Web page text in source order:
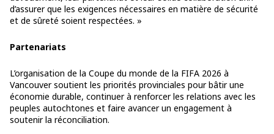
d’assurer que les exigences nécessaires en matière de sécurité
et de sûreté soient respectées. »
Partenariats
L’organisation de la Coupe du monde de la FIFA 2026 à
Vancouver soutient les priorités provinciales pour bâtir une
économie durable, continuer à renforcer les relations avec les
peuples autochtones et faire avancer un engagement à
soutenir la réconciliation.